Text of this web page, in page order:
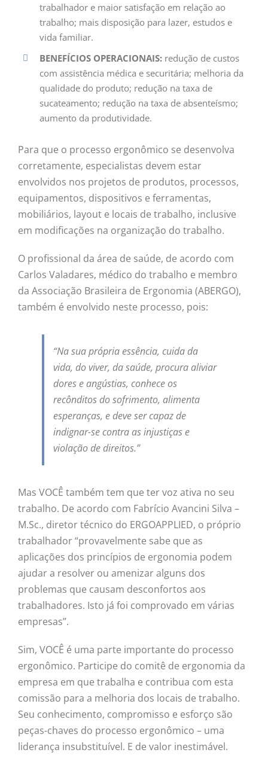
trabalhador e maior satisfação em relação ao
trabalho; mais disposição para lazer, estudos e
vida familiar.
BENEFÍCIOS OPERACIONAIS: redução de custos
com assistência médica e securitária; melhoria da
qualidade do produto; redução na taxa de
sucateamento; redução na taxa de absenteísmo;
aumento da produtividade.
Para que o processo ergonômico se desenvolva
corretamente, especialistas devem estar
envolvidos nos projetos de produtos, processos,
equipamentos, dispositivos e ferramentas,
mobiliários, layout e locais de trabalho, inclusive
em modificações na organização do trabalho.
O profissional da área de saúde, de acordo com
Carlos Valadares, médico do trabalho e membro
da Associação Brasileira de Ergonomia (ABERGO),
também é envolvido neste processo, pois:
“Na sua própria essência, cuida da
vida, do viver, da saúde, procura aliviar
dores e angústias, conhece os
recônditos do sofrimento, alimenta
esperanças, e deve ser capaz de
indignar-se contra as injustiças e
violação de direitos.”
Mas VOCÊ também tem que ter voz ativa no seu
trabalho. De acordo com Fabrício Avancini Silva –
M.Sc., diretor técnico do ERGOAPPLIED, o próprio
trabalhador “provavelmente sabe que as
aplicações dos princípios de ergonomia podem
ajudar a resolver ou amenizar alguns dos
problemas que causam desconfortos aos
trabalhadores. Isto já foi comprovado em várias
empresas”.
Sim, VOCÊ é uma parte importante do processo
ergonômico. Participe do comitê de ergonomia da
empresa em que trabalha e contribua com esta
comissão para a melhoria dos locais de trabalho.
Seu conhecimento, compromisso e esforço são
peças-chaves do processo ergonômico – uma
liderança insubstituível. E de valor inestimável.